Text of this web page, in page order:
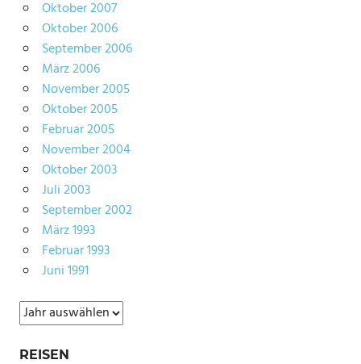
Oktober 2007
Oktober 2006
September 2006
März 2006
November 2005
Oktober 2005
Februar 2005
November 2004
Oktober 2003
Juli 2003
September 2002
März 1993
Februar 1993
Juni 1991
Archiv
REISEN